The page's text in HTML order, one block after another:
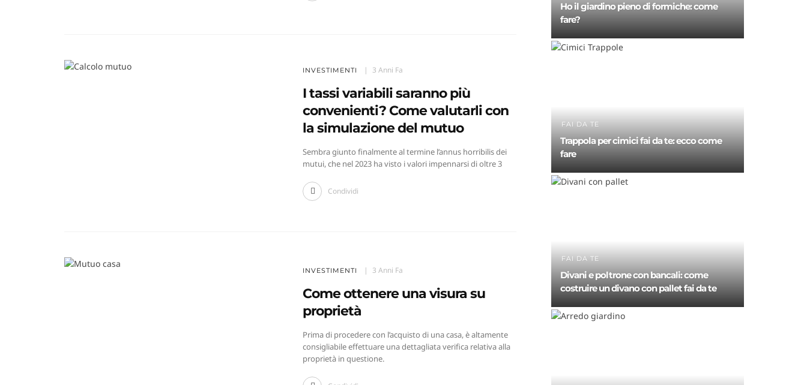
INVESTIMENTI 3 Anni Fa
I tassi variabili saranno più
convenienti? Come valutarli con
la simulazione del mutuo
Sembra giunto finalmente al termine l’annus horribilis dei
mutui, che nel 2023 ha visto i valori impennarsi di oltre 3
Condividi
INVESTIMENTI 3 Anni Fa
Come ottenere una visura su
proprietà
Prima di procedere con l’acquisto di una casa, è altamente
consigliabile effettuare una dettagliata verifica relativa alla
proprietà in questione.
Ho il giardino pieno di formiche: come
fare?
FAI DA TE
Trappola per cimici fai da te: ecco come
fare
FAI DA TE
Divani e poltrone con bancali: come
costruire un divano con pallet fai da te